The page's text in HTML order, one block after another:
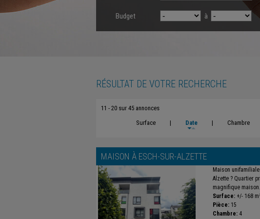
Budget à
RÉSULTAT DE VOTRE RECHERCHE
11 - 20 sur 45 annonces
Surface
| Date | Chambre
MAISON À ESCH-SUR-ALZETTE
Maison
Alzette ? Quartier
magnifique
Surface: +/- 168
Pièce: 15
Chambre: 4